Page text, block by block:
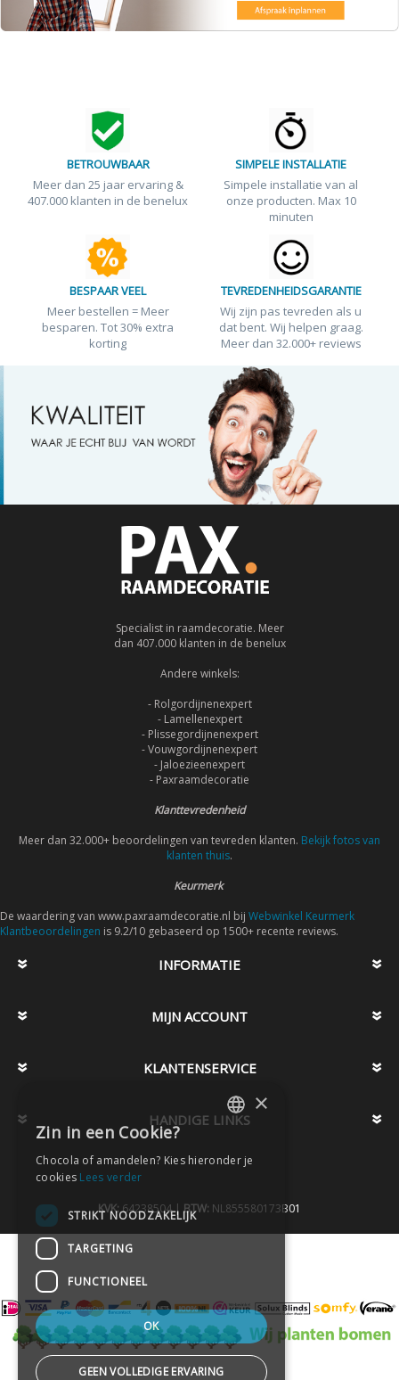
BETROUWBAAR
Meer dan 25 jaar ervaring &
407.000 klanten in de benelux
SIMPELE INSTALLATIE
Simpele installatie van al
onze producten. Max 10
minuten
BESPAAR VEEL
Meer bestellen = Meer
besparen. Tot 30% extra
korting
TEVREDENHEIDSGARANTIE
Wij zijn pas tevreden als u
dat bent. Wij helpen graag.
Meer dan 32.000+ reviews
Specialist in raamdecoratie. Meer
dan 407.000 klanten in de benelux
Andere winkels:
- Rolgordijnenexpert
- Lamellenexpert
- Plissegordijnenexpert
- Vouwgordijnenexpert
- Jaloezieenexpert
- Paxraamdecoratie
Klanttevredenheid
Meer dan 32.000+ beoordelingen van tevreden klanten. Bekijk fotos van
klanten thuis.
Keurmerk
De waardering van www.paxraamdecoratie.nl bij Webwinkel Keurmerk
Klantbeoordelingen is 9.2/10 gebaseerd op 1500+ recente reviews.
INFORMATIE
MIJN ACCOUNT
KLANTENSERVICE
HANDIGE LINKS
KVK:64238504 | BTW: NL855580173B01
DUTCH
×
Zin in een Cookie?
Chocola of amandelen? Kies hieronder je
cookies Lees verder
STRIKT NOODZAKELIJK
TARGETING
FUNCTIONEEL
OK
GEEN VOLLEDIGE ERVARING